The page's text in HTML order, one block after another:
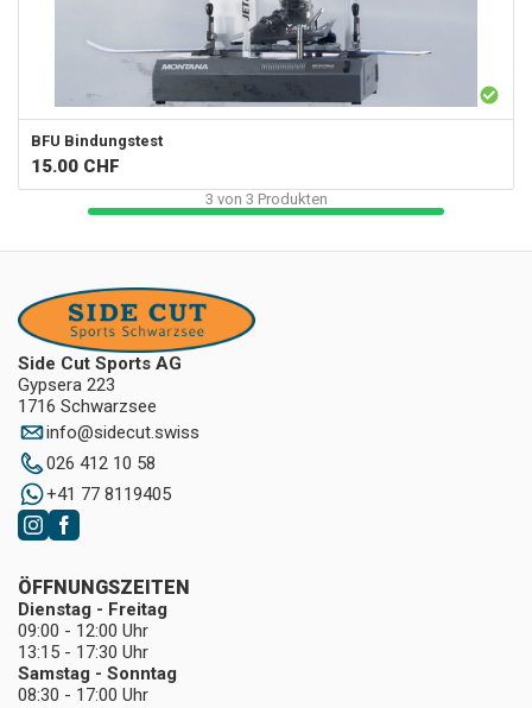
BFU Bindungstest
15.00 CHF
3 von 3 Produkten
Side Cut Sports AG
Gypsera 223
1716 Schwarzsee
info@sidecut.swiss
026 412 10 58
+41 77 8119405
ÖFFNUNGSZEITEN
Dienstag - Freitag
09:00 - 12:00 Uhr
13:15 - 17:30 Uhr
Samstag - Sonntag
08:30 - 17:00 Uhr